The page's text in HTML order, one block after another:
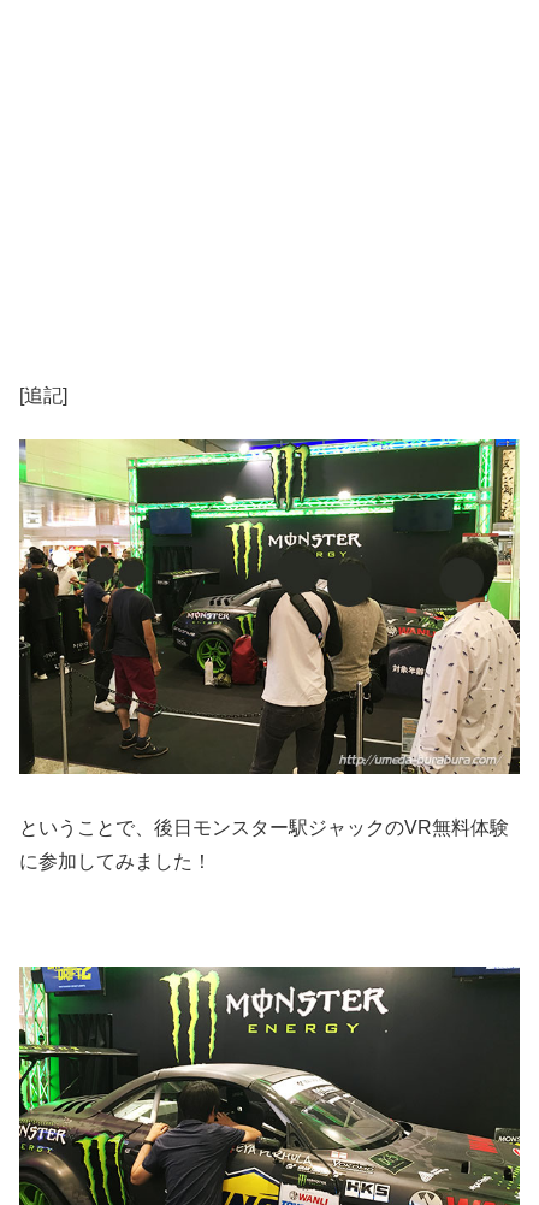
[追記]
ということで、後日モンスター駅ジャックのVR無料体験
に参加してみました！